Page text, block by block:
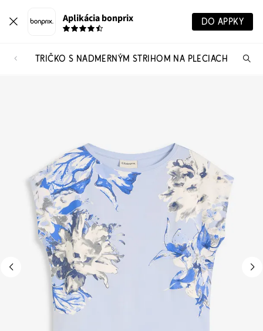
Aplikácia bonprix DO APPKY
TRIČKO S NADMERNÝM STRIHOM NA PLECIACH